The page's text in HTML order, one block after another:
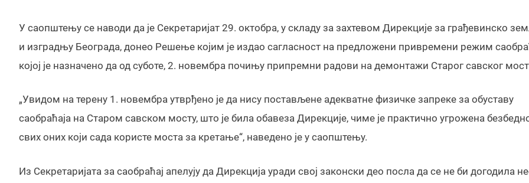
У саопштењу се наводи да је Секретаријат 29. октобра, у складу за захтевом Дирекције за грађевинско
и изградњу Београда, донео Решење којим је издао сагласност на предложени привремени режим
којој је назначено да од суботе, 2. новембра почињу припремни радови на демонтажи Старог савског
„Увидом на терену 1. новембра утврђено је да нису постављене адекватне физичке запреке за обуставу
саобраћаја на Старом савском мосту, што је била обавеза Дирекције, чиме је практично угрожена
свих оних који сада користе моста за кретање“, наведено је у саопштењу.
Из Секретаријата за саобраћај апелују да Дирекција уради свој законски део посла да се не би догодила